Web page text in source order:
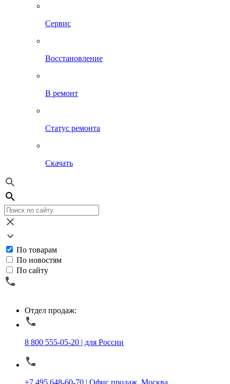
Сервис
Восстановление
В ремонт
Статус ремонта
Скачать
По товарам
По новостям
По сайту
Отдел продаж:
8 800 555-05-20 | для России
+7 495 648-60-70 | Офис продаж, Москва